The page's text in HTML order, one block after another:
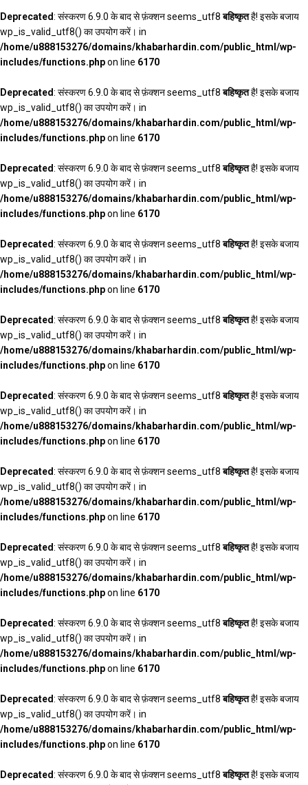
Deprecated: संस्करण 6.9.0 के बाद से फ़ंक्शन seems_utf8बहिष्कृतहै! इसके बजाय
wp_is_valid_utf8() का उपयोग करें। in
/home/u888153276/domains/khabarhardin.com/public_html/wp-
includes/functions.phpon line 6170
Deprecated: संस्करण 6.9.0 के बाद से फ़ंक्शन seems_utf8बहिष्कृतहै! इसके बजाय
wp_is_valid_utf8() का उपयोग करें। in
/home/u888153276/domains/khabarhardin.com/public_html/wp-
includes/functions.phpon line 6170
Deprecated: संस्करण 6.9.0 के बाद से फ़ंक्शन seems_utf8बहिष्कृतहै! इसके बजाय
wp_is_valid_utf8() का उपयोग करें। in
/home/u888153276/domains/khabarhardin.com/public_html/wp-
includes/functions.phpon line 6170
Deprecated: संस्करण 6.9.0 के बाद से फ़ंक्शन seems_utf8बहिष्कृतहै! इसके बजाय
wp_is_valid_utf8() का उपयोग करें। in
/home/u888153276/domains/khabarhardin.com/public_html/wp-
includes/functions.phpon line 6170
Deprecated: संस्करण 6.9.0 के बाद से फ़ंक्शन seems_utf8बहिष्कृतहै! इसके बजाय
wp_is_valid_utf8() का उपयोग करें। in
/home/u888153276/domains/khabarhardin.com/public_html/wp-
includes/functions.phpon line 6170
Deprecated: संस्करण 6.9.0 के बाद से फ़ंक्शन seems_utf8बहिष्कृतहै! इसके बजाय
wp_is_valid_utf8() का उपयोग करें। in
/home/u888153276/domains/khabarhardin.com/public_html/wp-
includes/functions.phpon line 6170
Deprecated: संस्करण 6.9.0 के बाद से फ़ंक्शन seems_utf8बहिष्कृतहै! इसके बजाय
wp_is_valid_utf8() का उपयोग करें। in
/home/u888153276/domains/khabarhardin.com/public_html/wp-
includes/functions.phpon line 6170
Deprecated: संस्करण 6.9.0 के बाद से फ़ंक्शन seems_utf8बहिष्कृतहै! इसके बजाय
wp_is_valid_utf8() का उपयोग करें। in
/home/u888153276/domains/khabarhardin.com/public_html/wp-
includes/functions.phpon line 6170
Deprecated: संस्करण 6.9.0 के बाद से फ़ंक्शन seems_utf8बहिष्कृतहै! इसके बजाय
wp_is_valid_utf8() का उपयोग करें। in
/home/u888153276/domains/khabarhardin.com/public_html/wp-
includes/functions.phpon line 6170
Deprecated: संस्करण 6.9.0 के बाद से फ़ंक्शन seems_utf8बहिष्कृतहै! इसके बजाय
wp_is_valid_utf8() का उपयोग करें। in
/home/u888153276/domains/khabarhardin.com/public_html/wp-
includes/functions.phpon line 6170
Deprecated: संस्करण 6.9.0 के बाद से फ़ंक्शन seems_utf8बहिष्कृतहै! इसके बजाय